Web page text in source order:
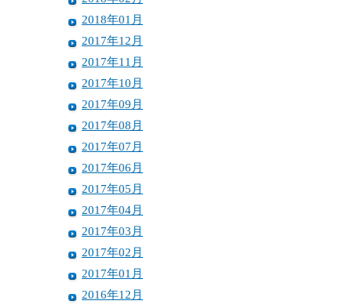
2018年01月
2017年12月
2017年11月
2017年10月
2017年09月
2017年08月
2017年07月
2017年06月
2017年05月
2017年04月
2017年03月
2017年02月
2017年01月
2016年12月